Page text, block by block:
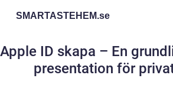
SMARTASTEHEM.se
Apple ID skapa – En
presentation för